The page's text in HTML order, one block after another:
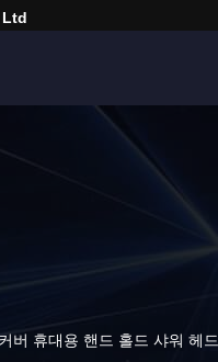
Ltd
버 휴대용 핸드 홀드 샤워 헤드